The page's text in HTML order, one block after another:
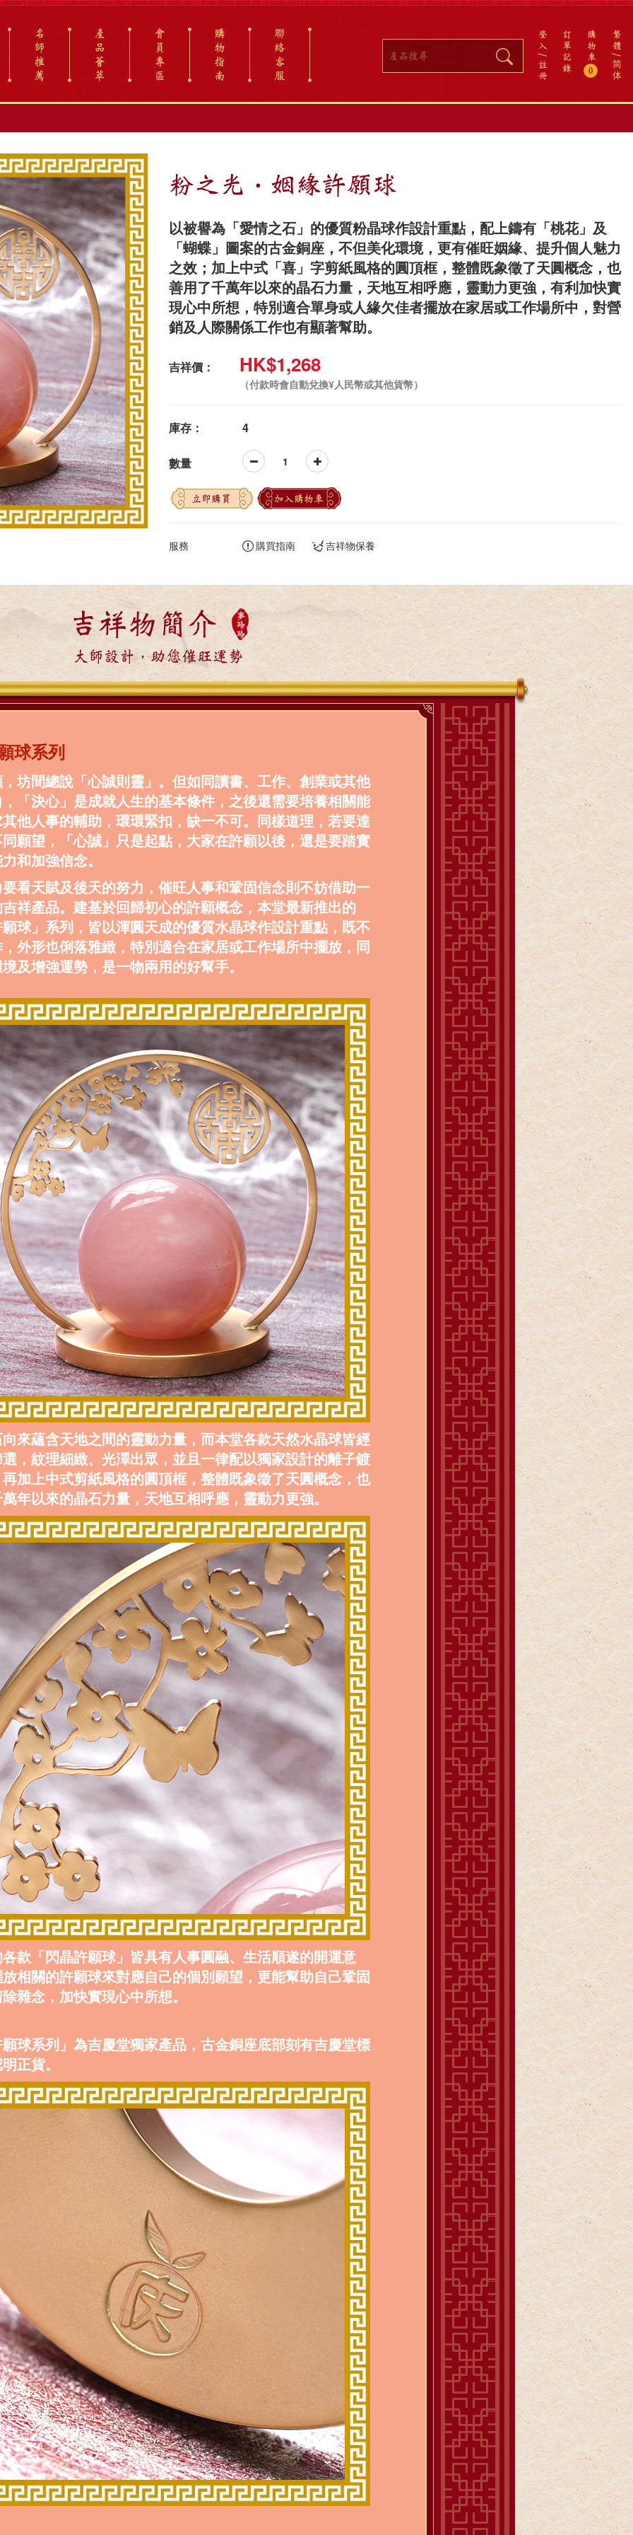
繁
體
简
体
購
物
車
0
訂
單
記
錄
登
入
註
冊
名
師
推
薦
產
品
薈
萃
會
員
專
區
購
物
指
南
聯
絡
客
服
粉之光・姻緣許願球
以被譽為「愛情之石」的優質粉晶球作設計重點，配上鑄有「桃花」及
「蝴蝶」圖案的古金銅座，不但美化環境，更有催旺姻緣、提升個人魅力
之效；加上中式「喜」字剪紙風格的圓頂框，整體既象徵了天圓概念，也
善用了千萬年以來的晶石力量，天地互相呼應，靈動力更強，有利加快實
現心中所想，特別適合單身或人緣欠佳者擺放在家居或工作場所中，對營
銷及人際關係工作也有顯著幫助。
吉祥價： HK$1,268
（付款時會自動兌換¥人民幣或其他貨幣）
庫存： 4
數量
立即購買 加入購物車
服務 購買指南 吉祥物保養
吉祥物簡介
大師設計，助您催旺運勢
球系列
坊間總說「心誠則靈」。但如同讀書、工作、創業或其他
「決心」是成就人生的基本條件，之後還需要培養相關能
他人事的輔助，環環緊扣，缺一不可。同樣道理，若要達
願望，「心誠」只是起點，大家在許願以後，還是要踏實
和加強信念。
看天賦及後天的努力，催旺人事和鞏固信念則不妨借助一
祥產品。建基於回歸初心的許願概念，本堂最新推出的
球」系列，皆以渾圓天成的優質水晶球作設計重點，既不
外形也俐落雅緻，特別適合在家居或工作場所中擺放，同
及增強運勢，是一物兩用的好幫手。
來蘊含天地之間的靈動力量，而本堂各款天然水晶球皆經
，紋理細緻、光澤出眾，並且一律配以獨家設計的離子鍍
加上中式剪紙風格的圓頂框，整體既象徵了天圓概念，也
年以來的晶石力量，天地互相呼應，靈動力更強。
款「閃晶許願球」皆具有人事圓融、生活順遂的開運意
相關的許願球來對應自己的個別願望，更能幫助自己鞏固
雜念，加快實現心中所想。
球系列」為吉慶堂獨家產品，古金銅座底部刻有吉慶堂標
正貨。